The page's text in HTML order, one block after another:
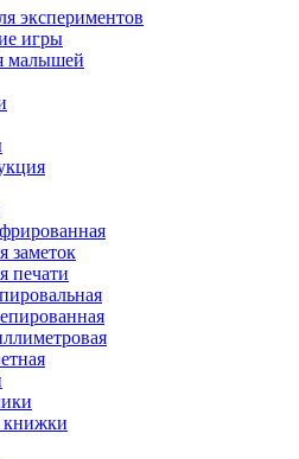
экспериментов
игры
малышей
заметок
печати
книжки